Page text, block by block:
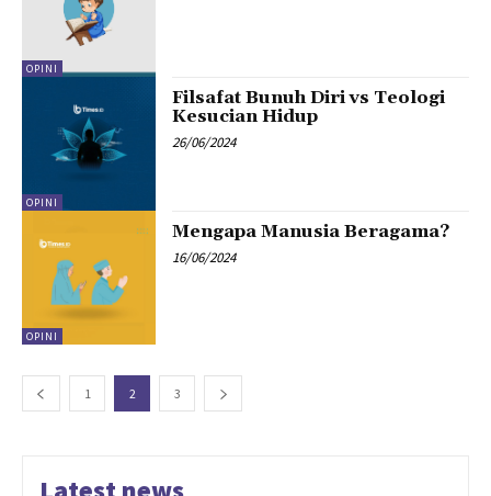
OPINI
OPINI
Filsafat Bunuh Diri vs Teologi
Kesucian Hidup
26/06/2024
OPINI
Mengapa Manusia Beragama?
16/06/2024
1 2 3